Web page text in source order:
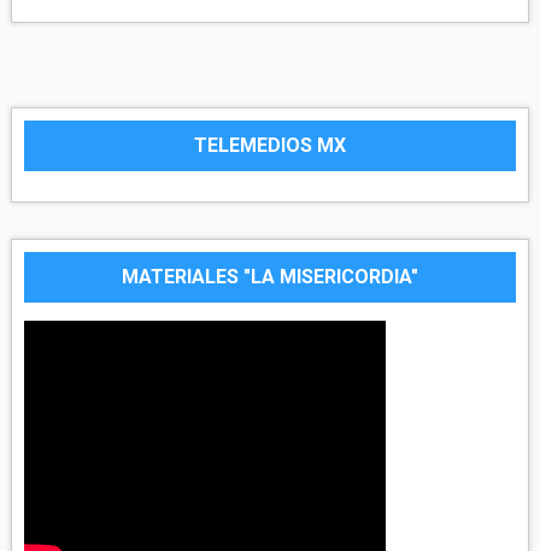
TELEMEDIOS MX
MATERIALES "LA MISERICORDIA"